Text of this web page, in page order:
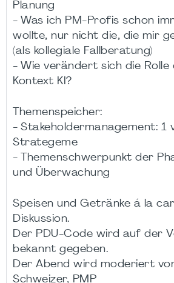
Planung
- Was ich PM-Profis schon
wollte, nur nicht die, die mir
(als kollegiale Fallberatung)
- Wie verändert sich die Rolle
Kontext KI?
Themenspeicher:
- Stakeholdermanagement: 1
Strategeme
- Themenschwerpunkt der
und Überwachung
Speisen und Getränke á la
Diskussion.
Der PDU-Code wird auf der
bekannt gegeben.
Der Abend wird moderiert
Schweizer, PMP